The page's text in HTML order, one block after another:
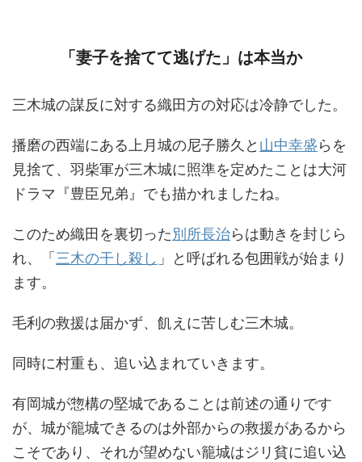
「妻子を捨てて逃げた」は本当か
三木城の謀反に対する織田方の対応は冷静でした。
播磨の西端にある上月城の尼子勝久と 山中幸盛らを
見捨て、羽柴軍が三木城に照準を定めたことは大河
ドラマ『豊臣兄弟』でも描かれましたね。
このため織田を裏切った別所長治らは動きを封じら
れ、「 三木の干し殺し 」と呼ばれる包囲戦が始まり
ます。
毛利の救援は届かず、飢えに苦しむ三木城。
同時に村重も、追い込まれていきます。
有岡城が惣構の堅城であることは前述の通りです
が、城が籠城できるのは外部からの救援があるから
こそであり、それが望めない籠城はジリ貧に追い込